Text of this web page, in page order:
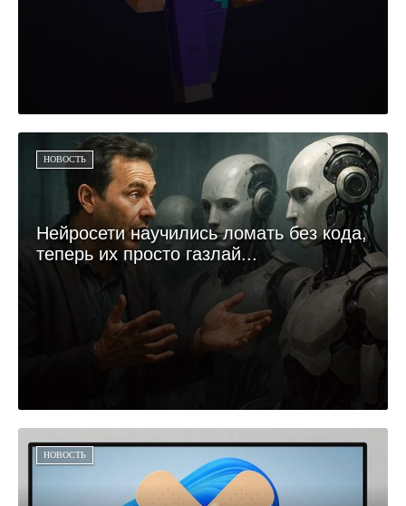
НОВОСТЬ
Нейросети научились ломать без кода,
теперь их просто газлай...
НОВОСТЬ